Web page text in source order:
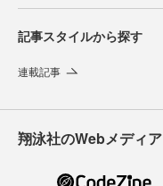
記事スタイルから探す
連載記事
翔泳社のWebメディア